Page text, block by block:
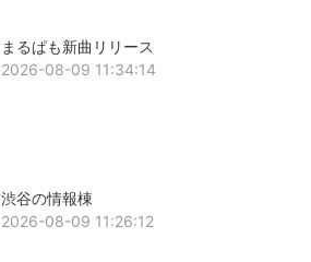
まるぱも新曲リリース
2026-08-09 11:34:14
渋谷の情報棟
2026-08-09 11:26:12